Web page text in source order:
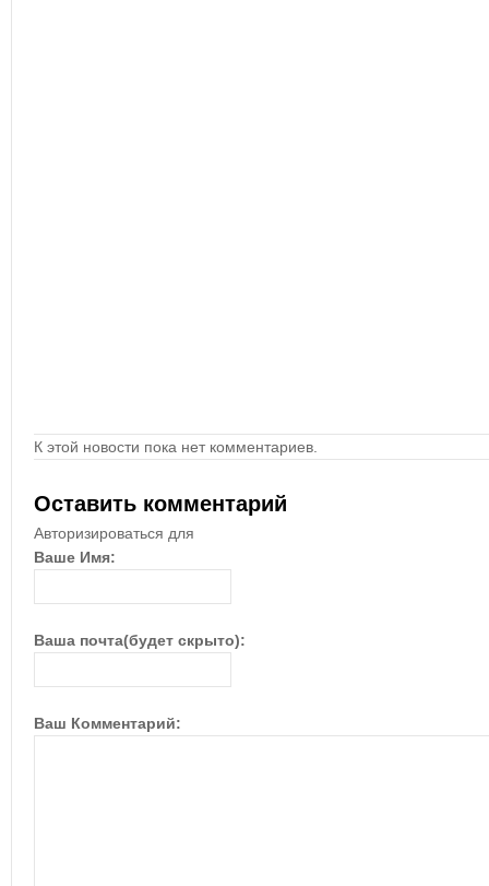
К этой новости пока нет комментариев.
Оставить комментарий
Авторизироваться для
Ваше Имя:
Ваша почта(будет скрыто):
Ваш Комментарий: